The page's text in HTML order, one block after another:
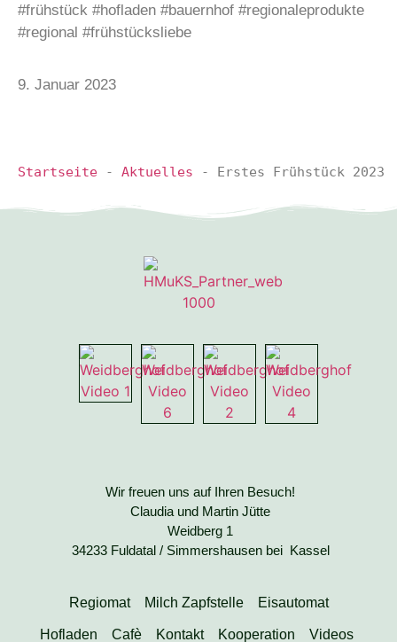
#frühstück #hofladen #bauernhof #regionaleprodukte
#regional #frühstücksliebe
9. Januar 2023
Startseite - Aktuelles - Erstes Frühstück 2023
Wir freuen uns auf Ihren Besuch!
Claudia und Martin Jütte
Weidberg 1
34233 Fuldatal / Simmershausen bei Kassel
Regiomat Milch Zapfstelle Eisautomat
Hofladen Cafè Kontakt Kooperation Videos